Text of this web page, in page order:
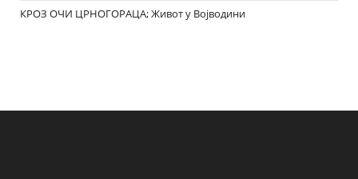
КРОЗ ОЧИ ЦРНОГОРАЦА; Живот у Војводини